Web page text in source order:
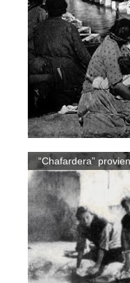
“Chafardera”